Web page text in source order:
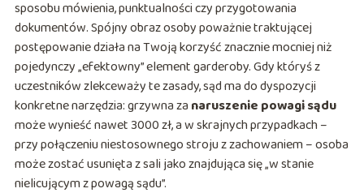
sposobu mówienia, punktualności czy przygotowania
dokumentów. Spójny obraz osoby poważnie traktującej
postępowanie działa na Twoją korzyść znacznie mocniej niż
pojedynczy „efektowny” element garderoby. Gdy któryś z
uczestników zlekceważy te zasady, sąd ma do dyspozycji
konkretne narzędzia: grzywna za naruszenie powagi sądu
może wynieść nawet 3000 zł, a w skrajnych przypadkach –
przy połączeniu niestosownego stroju z zachowaniem – osoba
może zostać usunięta z sali jako znajdująca się „w stanie
nielicującym z powagą sądu”.